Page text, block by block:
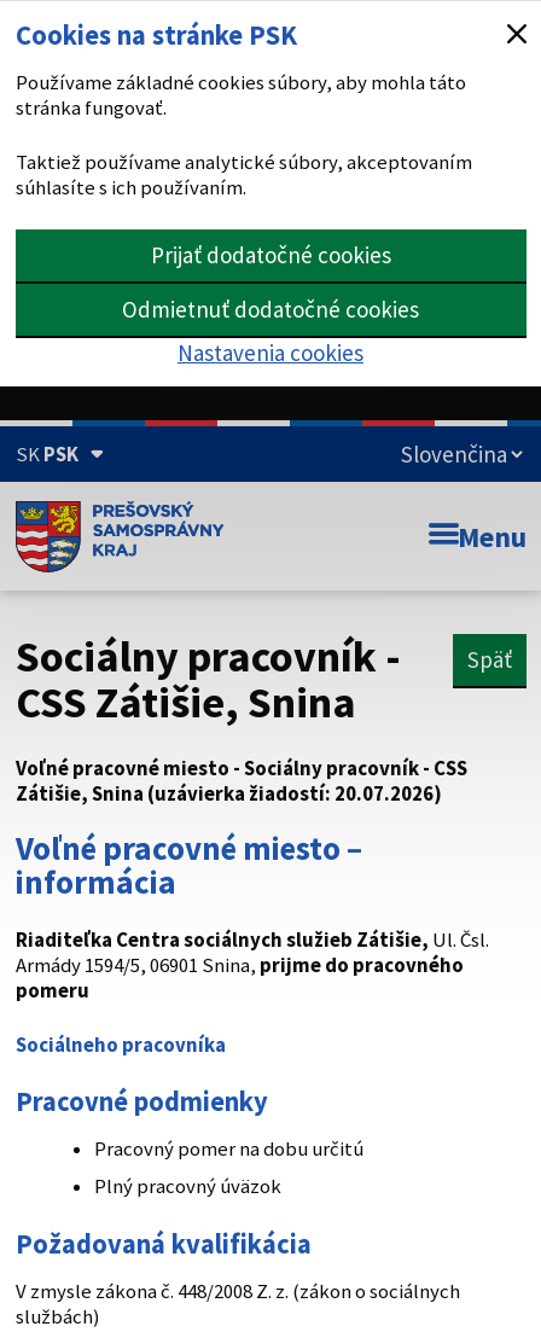
Cookies na stránke PSK
Používame základné cookies súbory, aby mohla táto
stránka fungovať.
Taktiež používame analytické súbory, akceptovaním
súhlasíte s ich používaním.
Prijať dodatočné cookies
Odmietnuť dodatočné cookies
Nastavenia cookies
SKPSK
Doména psk.sk je oficiálna
Toto je oficiálna webová stránka Prešovského
Táto stránka je zabezpečená
cez zabezpečenú webovú stránku. Zabezpečená stránka
vždy začína https:// pred názvom domény webového sídla.
Menu
Sociálny pracovník -
CSS Zátišie, Snina
Späť
Voľné pracovné miesto - Sociálny pracovník - CSS
Zátišie, Snina (uzávierka žiadostí: 20.07.2026)
Voľné pracovné miesto –
informácia
Riaditeľka Centra sociálnych služieb Zátišie, Ul. Čsl.
Armády 1594/5, 06901 Snina, prijme do pracovného
pomeru
Sociálneho pracovníka
Pracovné podmienky
Pracovný pomer na dobu určitú
Plný pracovný úväzok
Požadovaná kvalifikácia
V zmysle zákona č. 448/2008 Z. z. (zákon o sociálnych
službách)